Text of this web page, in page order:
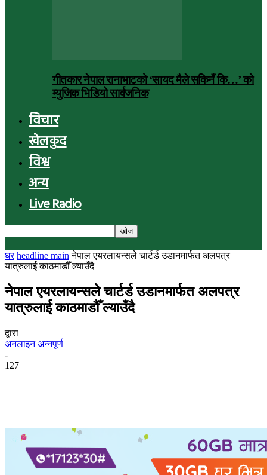
गीतकार नेपाल रानाभाटको ‘सायद मैले सकिनँ कि…’ को
म्युजिक भिडियो सार्वजनिक
विचार
खेलकुद
विश्व
अन्य
Live Radio
घर headline main नेपाल एयरलायन्सले चार्टर्ड उडानमार्फत अलपत्र
यात्रुलाई काठमाडौँ ल्याउँदै
नेपाल एयरलायन्सले चार्टर्ड उडानमार्फत अलपत्र
यात्रुलाई काठमाडौँ ल्याउँदै
द्वारा
अनलाइन अन्नपूर्ण
-
127